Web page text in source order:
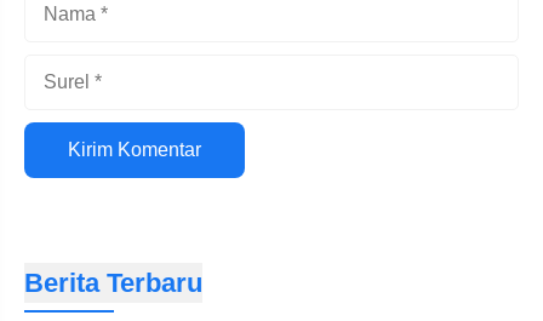
Situs
web
Berita Terbaru